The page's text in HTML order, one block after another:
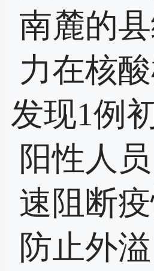
南麓的
力在核
发现1例
阳性人
速阻断
防止外